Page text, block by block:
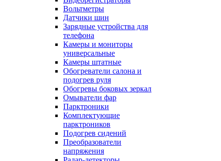
Вольтметры
Датчики шин
Зарядные устройства для
телефона
Камеры и мониторы
универсальные
Камеры штатные
Обогреватели салона и
подогрев руля
Обогревы боковых зеркал
Омыватели фар
Парктроники
Комплектующие
парктроников
Подогрев сидений
Преобразователи
напряжения